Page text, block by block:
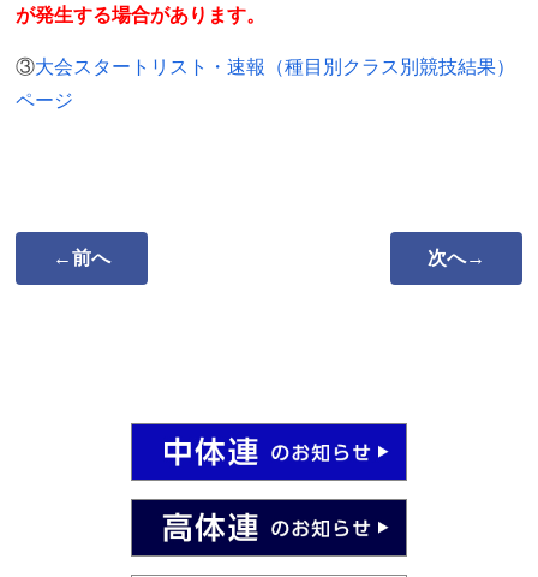
が発生する場合があります。
③大会スタートリスト・速報（種目別クラス別競技結果）
ページ
←前へ 次へ→